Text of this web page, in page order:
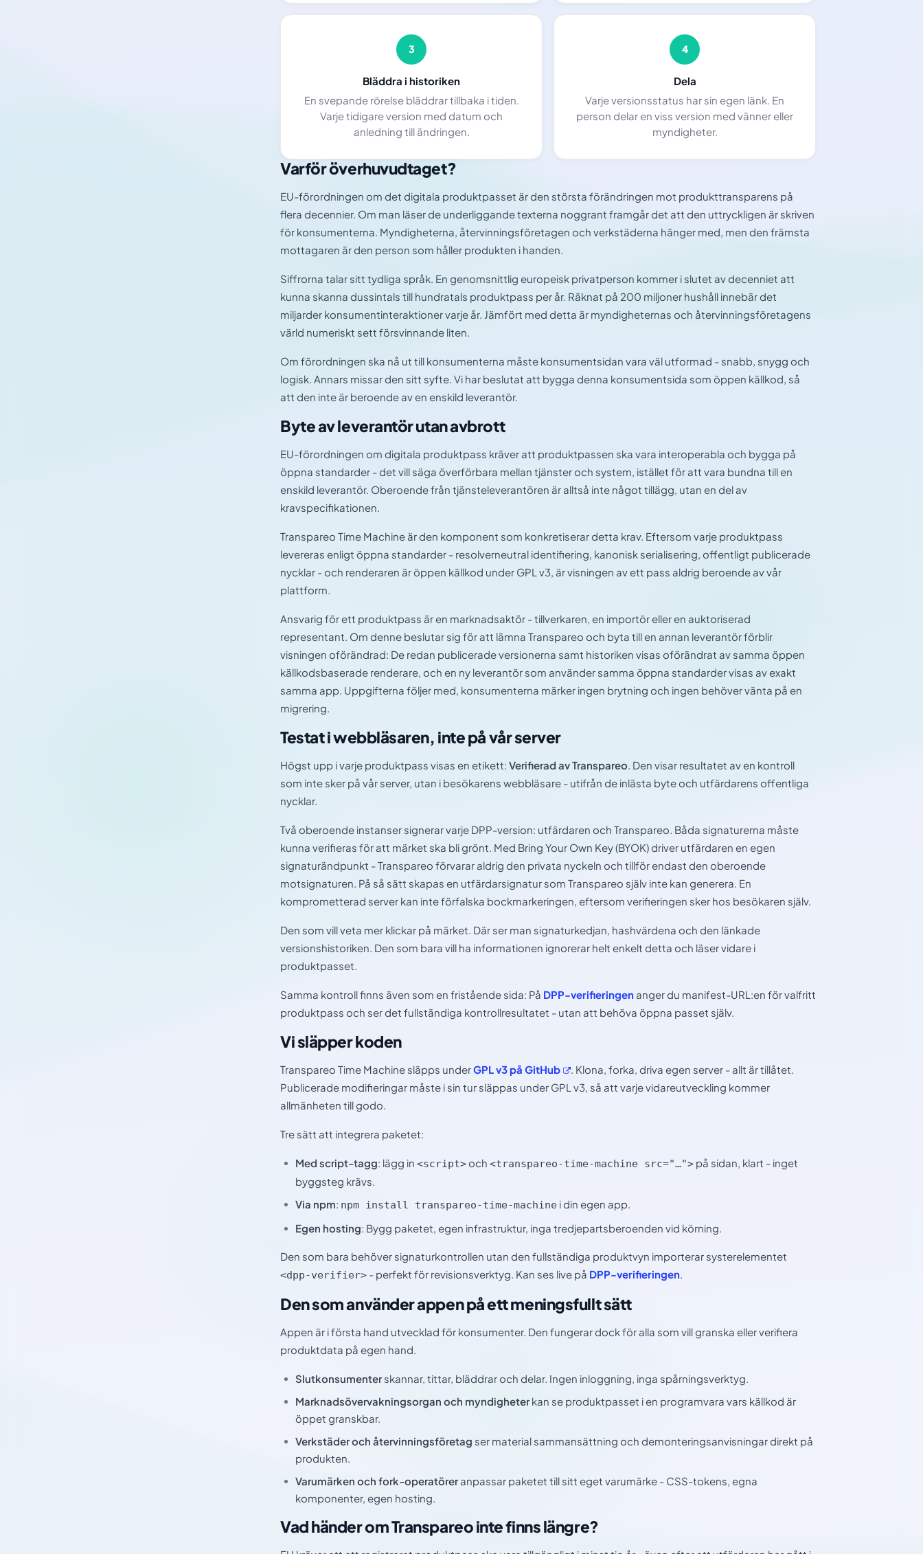
3
Bläddra i historiken
En svepande rörelse bläddrar tillbaka i tiden.
Varje tidigare version med datum och
anledning till ändringen.
4
Dela
Varje versionsstatus har sin egen länk. En
person delar en viss version med vänner eller
myndigheter.
Varför överhuvudtaget?
EU-förordningen om det digitala produktpasset är den största förändringen mot produkttransparens på
flera decennier. Om man läser de underliggande texterna noggrant framgår det att den uttryckligen är skriven
för konsumenterna. Myndigheterna, återvinningsföretagen och verkstäderna hänger med, men den främsta
mottagaren är den person som håller produkten i handen.
Siffrorna talar sitt tydliga språk. En genomsnittlig europeisk privatperson kommer i slutet av decenniet att
kunna skanna dussintals till hundratals produktpass per år. Räknat på 200 miljoner hushåll innebär det
miljarder konsumentinteraktioner varje år. Jämfört med detta är myndigheternas och återvinningsföretagens
värld numeriskt sett försvinnande liten.
Om förordningen ska nå ut till konsumenterna måste konsumentsidan vara väl utformad - snabb, snygg och
logisk. Annars missar den sitt syfte. Vi har beslutat att bygga denna konsumentsida som öppen källkod, så
att den inte är beroende av en enskild leverantör.
Byte av leverantör utan avbrott
EU-förordningen om digitala produktpass kräver att produktpassen ska vara interoperabla och bygga på
öppna standarder - det vill säga överförbara mellan tjänster och system, istället för att vara bundna till en
enskild leverantör. Oberoende från tjänsteleverantören är alltså inte något tillägg, utan en del av
kravspecifikationen.
Transpareo Time Machine är den komponent som konkretiserar detta krav. Eftersom varje produktpass
levereras enligt öppna standarder - resolverneutral identifiering, kanonisk serialisering, offentligt publicerade
nycklar - och renderaren är öppen källkod under GPL v3, är visningen av ett pass aldrig beroende av vår
plattform.
Ansvarig för ett produktpass är en marknadsaktör - tillverkaren, en importör eller en auktoriserad
representant. Om denne beslutar sig för att lämna Transpareo och byta till en annan leverantör förblir
visningen oförändrad: De redan publicerade versionerna samt historiken visas oförändrat av samma öppen
källkodsbaserade renderare, och en ny leverantör som använder samma öppna standarder visas av exakt
samma app. Uppgifterna följer med, konsumenterna märker ingen brytning och ingen behöver vänta på en
migrering.
Testat i webbläsaren, inte på vår server
Högst upp i varje produktpass visas en etikett: Verifierad av Transpareo . Den visar resultatet av en kontroll
som inte sker på vår server, utan i besökarens webbläsare - utifrån de inlästa byte och utfärdarens offentliga
nycklar.
Två oberoende instanser signerar varje DPP-version: utfärdaren och Transpareo. Båda signaturerna måste
kunna verifieras för att märket ska bli grönt. Med Bring Your Own Key (BYOK) driver utfärdaren en egen
signaturändpunkt - Transpareo förvarar aldrig den privata nyckeln och tillför endast den oberoende
motsignaturen. På så sätt skapas en utfärdarsignatur som Transpareo själv inte kan generera. En
komprometterad server kan inte förfalska bockmarkeringen, eftersom verifieringen sker hos besökaren själv.
Den som vill veta mer klickar på märket. Där ser man signaturkedjan, hashvärdena och den länkade
versionshistoriken. Den som bara vill ha informationen ignorerar helt enkelt detta och läser vidare i
produktpasset.
Samma kontroll finns även som en fristående sida: På DPP-verifieringen anger du manifest-URL:en för valfritt
produktpass och ser det fullständiga kontrollresultatet - utan att behöva öppna passet själv.
Vi släpper koden
Transpareo Time Machine släpps underGPL v3 på GitHub
. Klona, forka, driva egen server - allt är tillåtet.
Publicerade modifieringar måste i sin tur släppas under GPL v3, så att varje vidareutveckling kommer
allmänheten till godo.
Tre sätt att integrera paketet:
Med script-tagg: lägg in <script> och <transpareo-time-machine src="…"> på sidan, klart - inget
byggsteg krävs.
Via npm: npm install transpareo-time-machine i din egen app.
Egen hosting: Bygg paketet, egen infrastruktur, inga tredjepartsberoenden vid körning.
Den som bara behöver signaturkontrollen utan den fullständiga produktvyn importerar systerelementet
<dpp-verifier> - perfekt för revisionsverktyg. Kan ses live på DPP-verifieringen
Den som använder appen på ett meningsfullt sätt
Appen är i första hand utvecklad för konsumenter. Den fungerar dock för alla som vill granska eller verifiera
produktdata på egen hand.
Slutkonsumenterskannar, tittar, bläddrar och delar. Ingen inloggning, inga spårningsverktyg.
Marknadsövervakningsorgan och myndigheterkan se produktpasset i en programvara vars källkod är
öppet granskbar.
Verkstäder och återvinningsföretag ser material sammansättning och demonteringsanvisningar direkt på
produkten.
Varumärken och fork-operatöreranpassar paketet till sitt eget varumärke - CSS-tokens, egna
komponenter, egen hosting.
Vad händer om Transpareo inte finns längre?